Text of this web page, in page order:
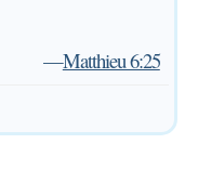
—Matthieu 6:25